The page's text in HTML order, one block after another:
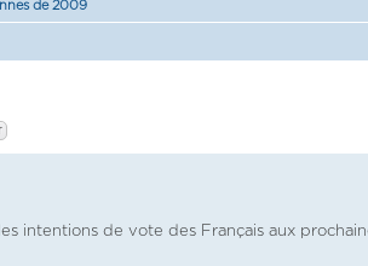
de 2009
intentions de vote des Français aux